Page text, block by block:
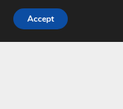
Accept